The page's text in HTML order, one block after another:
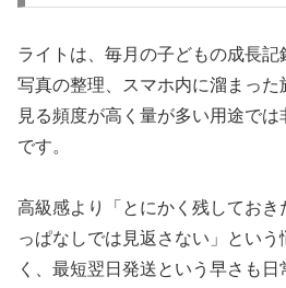
ライトは、毎月の子どもの成長記
写真の整理、スマホ内に溜まった
見る頻度が高く量が多い用途で
です。
高級感より「とにかく残してお
っぱなしでは見返さない」とい
く、最短翌日発送という早さも